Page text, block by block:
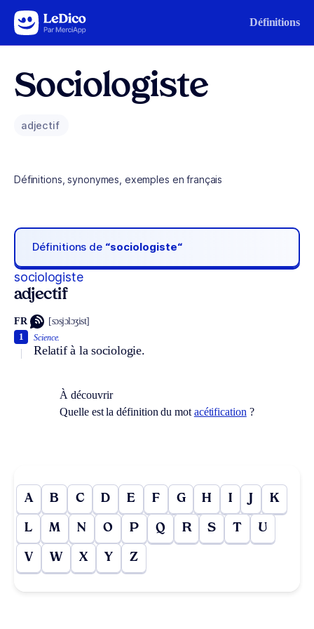
Aller au contenu Définitions
Sociologiste
adjectif
Définitions, synonymes, exemples en français
Définitions de “sociologiste“
sociologiste
adjectif
FR [sɔsjɔlɔʒist]
Science.
Relatif à la sociologie.
1
À découvrir
Quelle est la définition du mot acétification ?
A B C D E F G H I J K
L M N O P Q R S T U
V W X Y Z